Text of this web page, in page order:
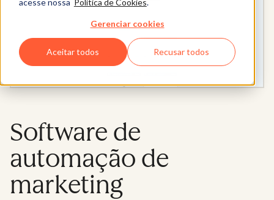
Gerenciar cookies
Aceitar todos Recusar todos
Software de
automação de
marketing